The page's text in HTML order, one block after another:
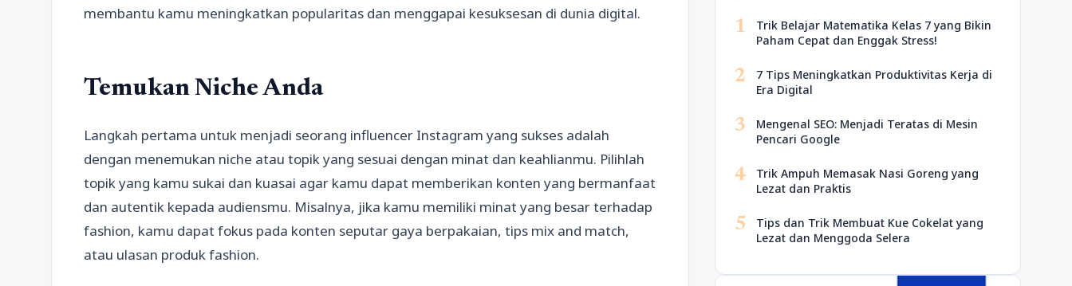
membantu kamu meningkatkan popularitas dan menggapai kesuksesan di dunia digital.
Temukan Niche Anda
Langkah pertama untuk menjadi seorang influencer Instagram yang sukses adalah
dengan menemukan niche atau topik yang sesuai dengan minat dan keahlianmu. Pilihlah
topik yang kamu sukai dan kuasai agar kamu dapat memberikan konten yang bermanfaat
dan autentik kepada audiensmu. Misalnya, jika kamu memiliki minat yang besar terhadap
fashion, kamu dapat fokus pada konten seputar gaya berpakaian, tips mix and match,
atau ulasan produk fashion.
1
Trik Belajar Matematika Kelas 7 yang Bikin
Paham Cepat dan Enggak Stress!
2
7 Tips Meningkatkan Produktivitas Kerja di
Era Digital
3
Mengenal SEO: Menjadi Teratas di Mesin
Pencari Google
4
Trik Ampuh Memasak Nasi Goreng yang
Lezat dan Praktis
5
Tips dan Trik Membuat Kue Cokelat yang
Lezat dan Menggoda Selera